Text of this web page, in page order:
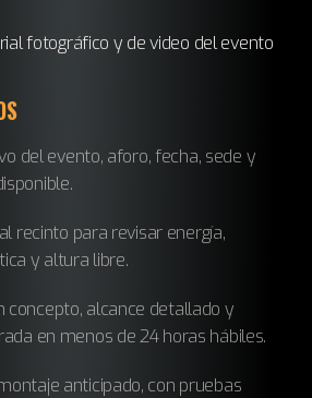
fotográfico y de video del evento
del evento, aforo, fecha, sede y
recinto para revisar energía,
y altura libre.
concepto, alcance detallado y
en menos de 24 horas hábiles.
anticipado, con pruebas